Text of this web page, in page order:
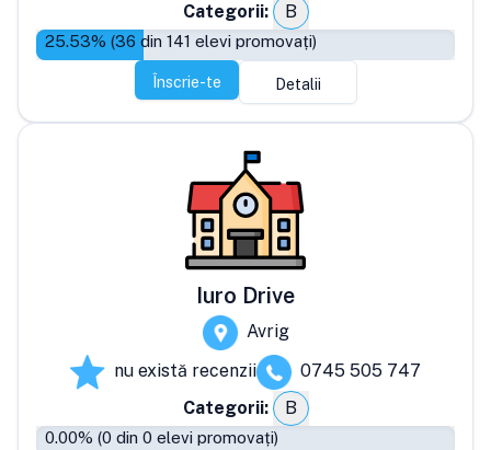
Categorii:
B
25.53% (36 din 141 elevi promovați)
Înscrie-te Detalii
Iuro Drive
Avrig
nu există recenzii
0745 505 747
Categorii:
B
0.00% (0 din 0 elevi promovați)